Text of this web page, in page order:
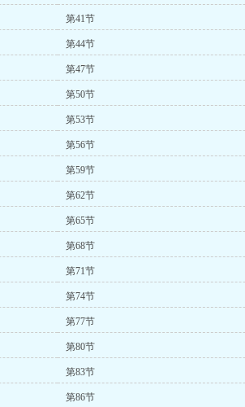
第41节
第44节
第47节
第50节
第53节
第56节
第59节
第62节
第65节
第68节
第71节
第74节
第77节
第80节
第83节
第86节